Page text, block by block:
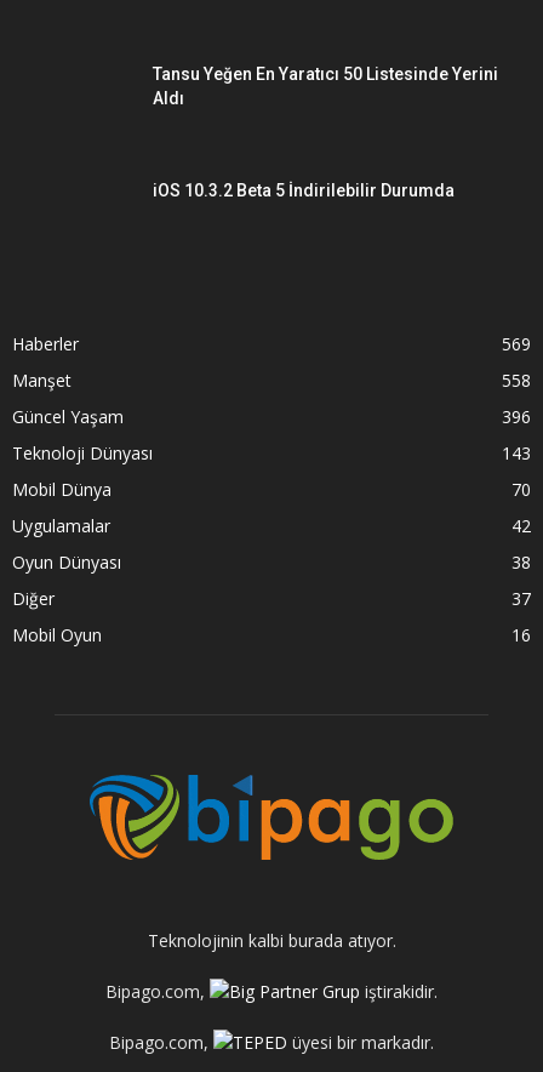
Tansu Yeğen En Yaratıcı 50 Listesinde Yerini
Aldı
iOS 10.3.2 Beta 5 İndirilebilir Durumda
Haberler
569
Manşet
558
Güncel Yaşam
396
Teknoloji Dünyası
143
Mobil Dünya
70
Uygulamalar
42
Oyun Dünyası
38
Diğer
37
Mobil Oyun
16
Teknolojinin kalbi burada atıyor.
Bipago.com, iştirakidir.
Bipago.com, üyesi bir markadır.